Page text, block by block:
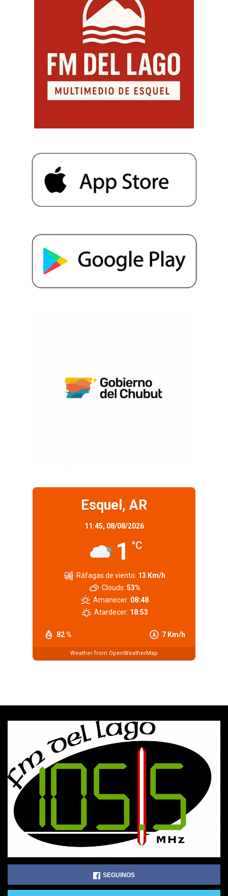
Esquel, AR
11:45, 08/08/2026
1 °C
82 % 7 Km/h
Ráfagas de viento: 13 Km/h
Clouds: 53%
Amanecer: 08:48
Atardecer: 18:53
Weather from OpenWeatherMap
SEGUINOS